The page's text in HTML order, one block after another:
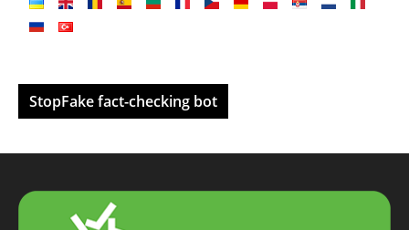
StopFake fact-checking bot